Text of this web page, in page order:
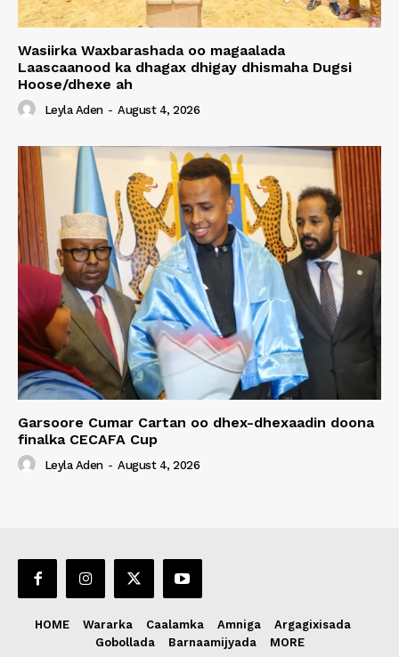
Wasiirka Waxbarashada oo magaalada
Laascaanood ka dhagax dhigay dhismaha Dugsi
Hoose/dhexe ah
Leyla Aden - August 4, 2026
Garsoore Cumar Cartan oo dhex-dhexaadin doona
finalka CECAFA Cup
Leyla Aden - August 4, 2026
HOME Wararka Caalamka Amniga
Argagixisada
Gobollada
Barnaamijyada MORE